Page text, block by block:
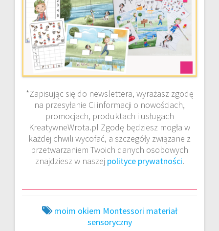
*Zapisując się do newslettera, wyrażasz zgodę
na przesyłanie Ci informacji o nowościach,
promocjach, produktach i usługach
KreatywneWrota.pl Zgodę będziesz mogła w
każdej chwili wycofać, a szczegóły związane z
przetwarzaniem Twoich danych osobowych
znajdziesz w naszej polityce prywatności.
moim okiem Montessori materiał
sensoryczny